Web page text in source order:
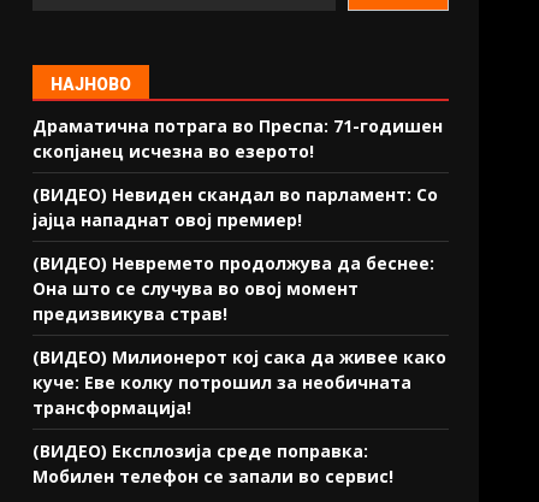
НАЈНОВО
Драматична потрага во Преспа: 71-годишен
скопјанец исчезна во езерото!
(ВИДЕО) Невиден скандал во парламент: Со
јајца нападнат овој премиер!
(ВИДЕО) Невремето продолжува да беснее:
Она што се случува во овој момент
предизвикува страв!
(ВИДЕО) Милионерот кој сака да живее како
куче: Еве колку потрошил за необичната
трансформација!
(ВИДЕО) Експлозија среде поправка:
Мобилен телефон се запали во сервис!